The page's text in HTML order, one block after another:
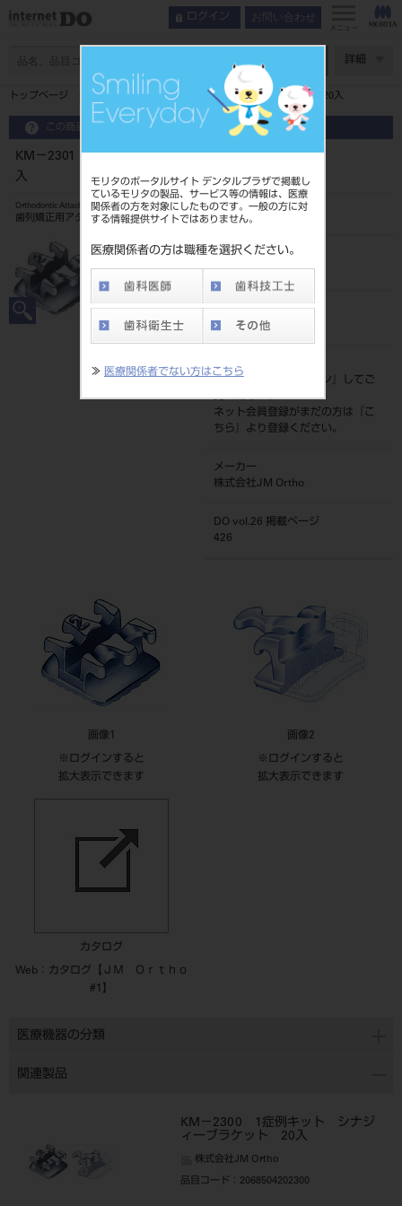
モリタのポータルサイト デンタルプラザで掲載し
ているモリタの製品、サービス等の情報は、医療
関係者の方を対象にしたものです。一般の方に対
する情報提供サイトではありません。
医療関係者の方は職種を選択ください。
≫ 医療関係者でない方はこちら
ログイン お問い合わせ
メニュー
詳細
トップページ KM－2301 1症例キット シナジィーブラケット 20入
この商品に関するお問い合わせ
KM－2301 1症例キット シナジィーブラケット 20
入
Orthodontic Attachment
歯列矯正用アタッチメント
品目コード
2068504202301
JAN/EANコード
4560181872668
標準価格
価格の確認は『
ログイン
』してご
覧ください。
ネット会員登録がまだの方は『
こ
ちら
』より登録ください。
メーカー
株式会社JM Ortho
DO vol.26 掲載ページ
426
画像1
※ログインすると
拡大表示できます
画像2
※ログインすると
拡大表示できます
カタログ
Web：カタログ【ＪＭ Ｏｒｔｈｏ
#1】
医療機器の分類
関連製品
KM－2300 1症例キット シナジ
ィーブラケット 20入
株式会社JM Ortho
品目コード ：2068504202300